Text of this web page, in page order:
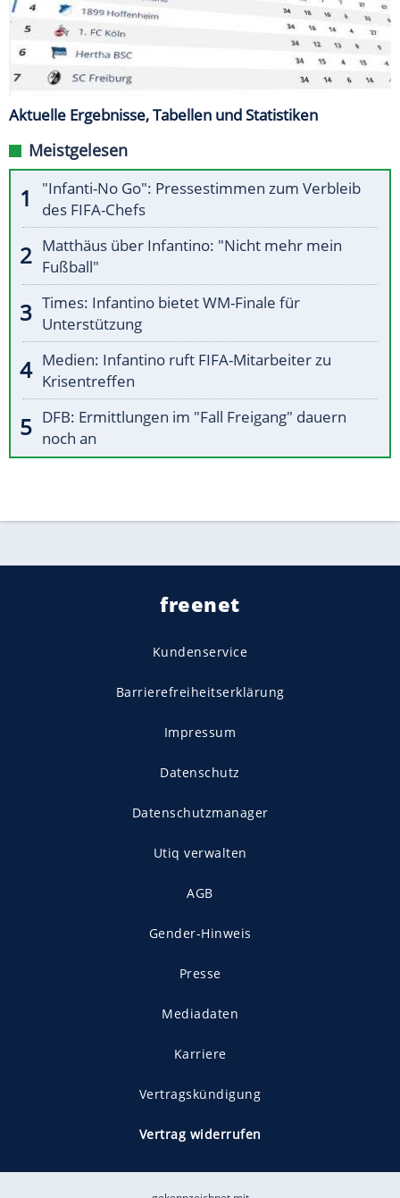
Aktuelle Ergebnisse, Tabellen und Statistiken
Meistgelesen
"Infanti-No Go": Pressestimmen zum Verbleib
des FIFA-Chefs
Matthäus über Infantino: "Nicht mehr mein
Fußball"
Times: Infantino bietet WM-Finale für
Unterstützung
Medien: Infantino ruft FIFA-Mitarbeiter zu
Krisentreffen
DFB: Ermittlungen im "Fall Freigang" dauern
noch an
freenet
Kundenservice
Barrierefreiheitserklärung
Impressum
Datenschutz
Datenschutzmanager
Utiq verwalten
AGB
Gender-Hinweis
Presse
Mediadaten
Karriere
Vertragskündigung
Vertrag widerrufen